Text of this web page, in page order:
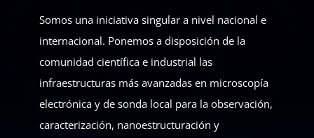
Somos una iniciativa singular a nivel nacional e
internacional. Ponemos a disposición de la
comunidad científica e industrial las
infraestructuras más avanzadas en microscopía
electrónica y de sonda local para la observación,
caracterización, nanoestructuración y